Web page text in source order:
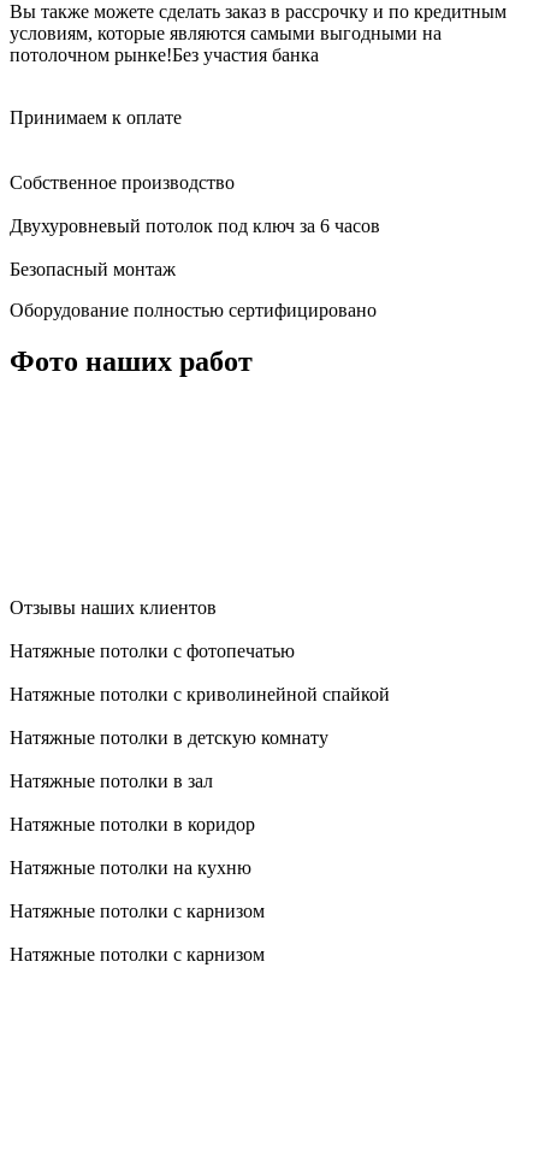
Вы также можете сделать заказ в рассрочку и по кредитным
условиям, которые являются самыми выгодными на
потолочном рынке!Без участия банка
Принимаем к оплате
Собственное производство
Двухуровневый потолок под ключ за 6 часов
Безопасный монтаж
Оборудование полностью сертифицировано
Фото наших работ
Отзывы наших клиентов
Натяжные потолки с фотопечатью
Натяжные потолки с криволинейной спайкой
Натяжные потолки в детскую комнату
Натяжные потолки в зал
Натяжные потолки в коридор
Натяжные потолки на кухню
Натяжные потолки с карнизом
Натяжные потолки с карнизом